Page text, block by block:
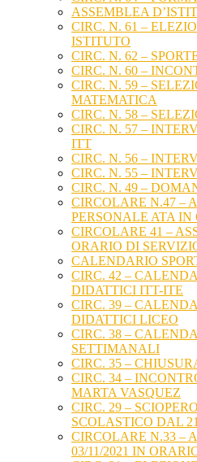
ASSEMBLEA
CIRC. N. 61 –
ISTITUTO
CIRC. N. 62 –
CIRC. N. 60 –
CIRC. N. 59 –
MATEMATICA
CIRC. N. 58 –
CIRC. N. 57 –
ITT
CIRC. N. 56 –
CIRC. N. 55 –
CIRC. N. 49 –
CIRCOLARE N.47 –
PERSONALE ATA
CIRCOLARE 41 –
ORARIO DI
CALENDARIO
CIRC. 42 –
DIDATTICI ITT-ITE
CIRC. 39 –
DIDATTICI LICEO
CIRC. 38 –
SETTIMANALI
CIRC. 35 –
CIRC. 34 –
MARTA VASQUEZ
CIRC. 29 –
SCOLASTICO DAL
CIRCOLARE N.33 –
03/11/2021 IN